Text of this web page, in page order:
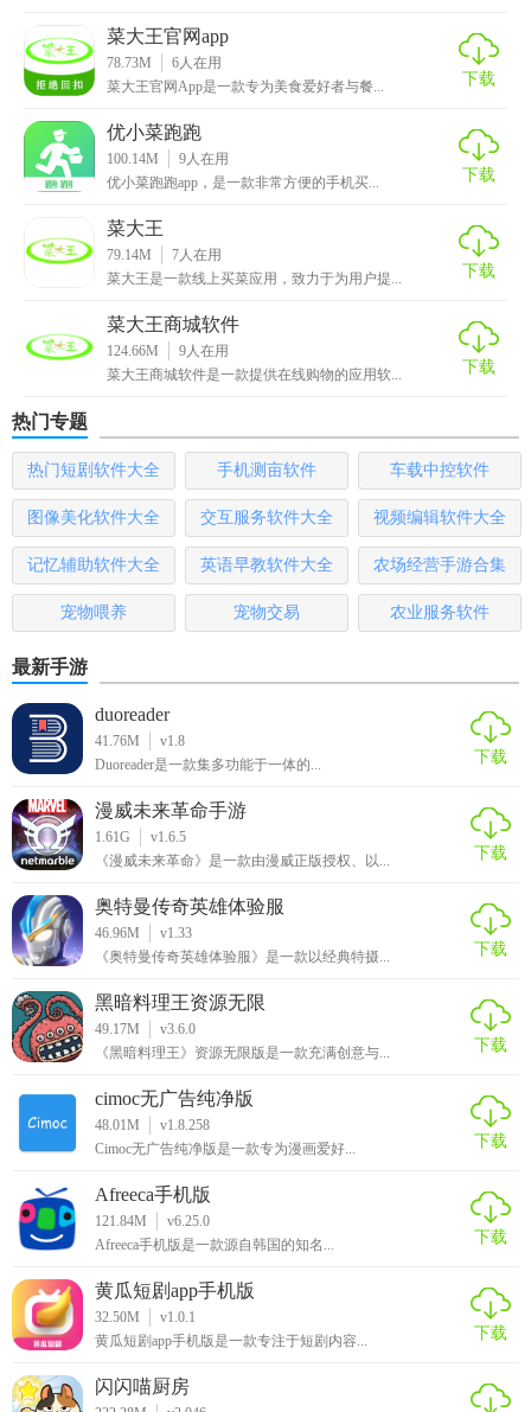
3. 智能推荐：根据用户的购买历史和偏好，智能推荐相关商
品。
4. 便捷配送：支持预约送货时间，灵活选择配送时段。
5. 客户服务：提供全天候在线客服，解答用户疑问。
菜大王配送菜的app玩法
1. 浏览商品：在首页或分类页面浏览各种商品，查看商品详
情和价格。
2. 加入购物车：将感兴趣的商品加入购物车，方便后续结
并完成支付。
4. 查看订单：在订单页面查看已下单的订单状态及物流信
息。
5. 联系客服：在“我的”页面找到客服入口，随时联系在线客服
解决问题。
菜大王配送菜的app推荐
如果你经常需要购买新鲜食材但又没有时间或精力去菜市场
或超市，那么菜大王配送绝对是一个不错的选择。它不仅提
供了丰富的商品选择和便捷的购买方式，还保证了商品的新
鲜度和安全性。无论你是家庭主妇、上班族还是老年人，都
能通过这款应用轻松解决日常买菜问题。
菜大王官网app
78.73M 6人在用
菜大王官网App是一款专为美食爱好者与餐...
下载
优小菜跑跑
100.14M 9人在用
优小菜跑跑app，是一款非常方便的手机买...
下载
菜大王
79.14M 7人在用
菜大王是一款线上买菜应用，致力于为用户提...
下载
菜大王商城软件
124.66M 9人在用
菜大王商城软件是一款提供在线购物的应用软...
下载
热门专题
热门短剧软件大全 手机测亩软件 车载中控软件
图像美化软件大全 交互服务软件大全 视频编辑软件大全
记忆辅助软件大全 英语早教软件大全 农场经营手游合集
宠物喂养 宠物交易 农业服务软件
最新手游
duoreader
41.76M
v1.8
Duoreader是一款集多功能于一体的...
下载
漫威未来革命手游
1.61G
v1.6.5
《漫威未来革命》是一款由漫威正版授权、以...
下载
奥特曼传奇英雄体验服
46.96M
v1.33
《奥特曼传奇英雄体验服》是一款以经典特摄...
下载
黑暗料理王资源无限
49.17M
v3.6.0
《黑暗料理王》资源无限版是一款充满创意与...
下载
cimoc无广告纯净版
48.01M
v1.8.258
Cimoc无广告纯净版是一款专为漫画爱好...
下载
Afreeca手机版
121.84M
v6.25.0
Afreeca手机版是一款源自韩国的知名...
下载
黄瓜短剧app手机版
32.50M
v1.0.1
黄瓜短剧app手机版是一款专注于短剧内容...
下载
闪闪喵厨房